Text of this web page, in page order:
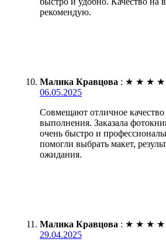
рекомендую.
Малика Кравцова : ★ ★ ★ ★
06.05.2025
Совмещают отличное качество
выполнения. Заказала
очень быстро и
помогли выбрать макет,
ожидания.
Малика Кравцова : ★ ★ ★ ★
29.04.2025